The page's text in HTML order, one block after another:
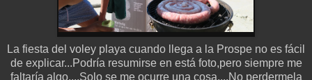
La fiesta del voley playa cuando llega a la Prospe no es fácil
de explicar...Podría resumirse en está foto,pero siempre me
faltaría algo....Solo se me ocurre una cosa....No perdermela